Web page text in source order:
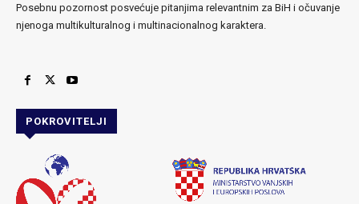
Posebnu pozornost posvećuje pitanjima relevantnim za BiH i očuvanje
njenoga multikulturalnog i multinacionalnog karaktera.
POKROVITELJI